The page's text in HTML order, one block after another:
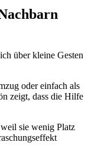
über kleine Gesten
oder einfach als
zeigt, dass die Hilfe
sie wenig Platz